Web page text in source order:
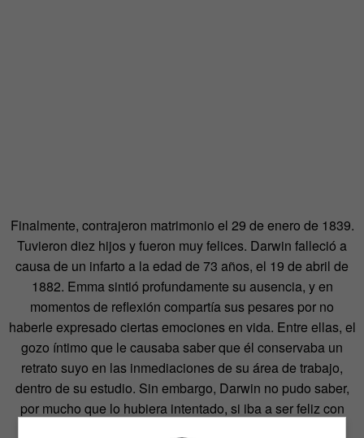
Finalmente, contrajeron matrimonio el 29 de enero de 1839.
Tuvieron diez hijos y fueron muy felices. Darwin falleció a
causa de un infarto a la edad de 73 años, el 19 de abril de
1882. Emma sintió profundamente su ausencia, y en
momentos de reflexión compartía sus pesares por no
haberle expresado ciertas emociones en vida. Entre ellas, el
gozo íntimo que le causaba saber que él conservaba un
retrato suyo en las inmediaciones de su área de trabajo,
dentro de su estudio. Sin embargo, Darwin no pudo saber,
por mucho que lo hubiera intentado, si iba a ser feliz con